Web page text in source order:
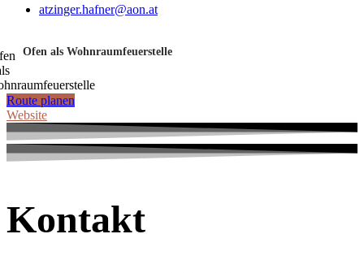
atzinger.hafner@aon.at
Ofen als Wohnraumfeuerstelle
Route planen
Website
Kontakt